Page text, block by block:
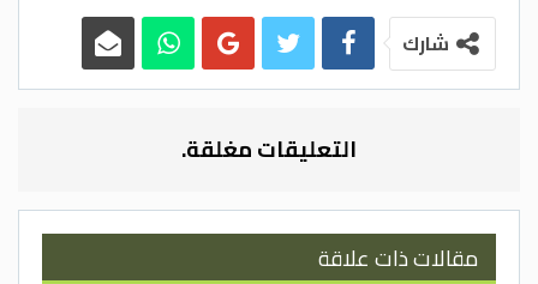
شارك
التعليقات مغلقة.
مقالات ذات علاقة